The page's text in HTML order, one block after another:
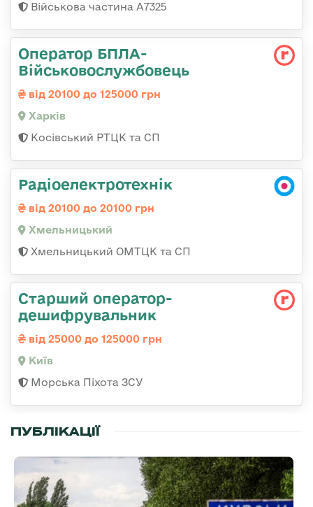
Військова частина А7325
Оператор БПЛА-
Військовослужбовець
від 20100 до 125000 грн
Харків
Косівський РТЦК та СП
Радіоелектротехнік
від 20100 до 20100 грн
Хмельницький
Хмельницький ОМТЦК та СП
Старший оператор-
дешифрувальник
від 25000 до 125000 грн
Київ
Морська Піхота ЗСУ
ПУБЛІКАЦІЇ